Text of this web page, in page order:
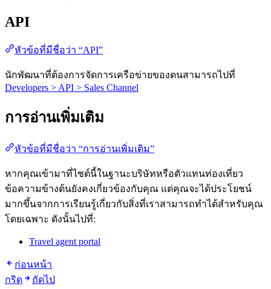
API
หัวข้อที่มีชื่อว่า “API”
นักพัฒนาที่ต้องการจัดการเครือข่ายของตนสามารถไปที่
Developers > API > Sales Channel
การอ่านเพิ่มเติม
หัวข้อที่มีชื่อว่า “การอ่านเพิ่มเติม”
หากคุณเข้ามาที่ไซต์นี้ในฐานะบริษัทหรือตัวแทนท่องเที่ยว
ข้อความข้างต้นยังคงเกี่ยวข้องกับคุณ แต่คุณจะได้ประโยชน์
มากขึ้นจากการเรียนรู้เกี่ยวกับสิ่งที่เราสามารถทำได้สำหรับคุณ
โดยเฉพาะ ดังนั้นไปที่:
Travel agent portal
ก่อนหน้า
กริด
ถัดไป